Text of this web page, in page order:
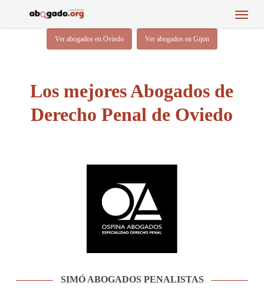
Menu
Ver abogados en Oviedo Ver abogados en Gijon
Los mejores Abogados de
Derecho Penal de Oviedo
SIMÓ ABOGADOS PENALISTAS